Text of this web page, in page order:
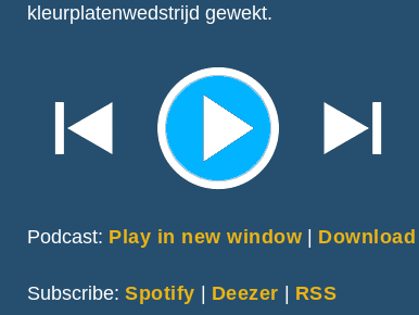
kleurplatenwedstrijd gewekt.
Podcast: Play in new window | Download
Subscribe:Spotify | Deezer | RSS